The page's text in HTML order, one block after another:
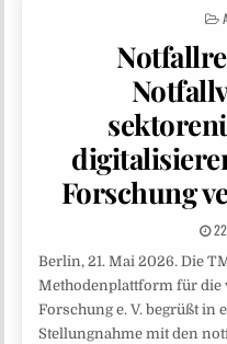
Forschung
Berlin, 21. Mai 2026. Die
Methodenplattform für die
Forschung e. V. begrüßt in
Stellungnahme mit den